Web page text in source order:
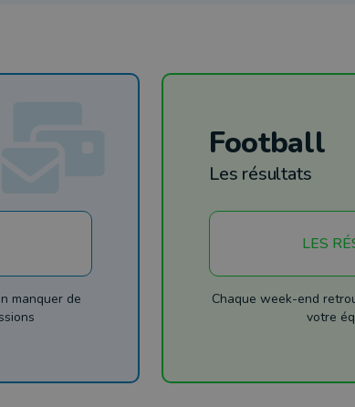
manquer de
Football
Les résultats
LES
Chaque week-end
votre